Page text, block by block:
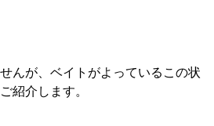
んが、ベイトがよっているこの状
紹介します。